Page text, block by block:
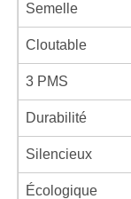
Semelle
Cloutable
3 PMS
Durabilité
Silencieux
Écologique